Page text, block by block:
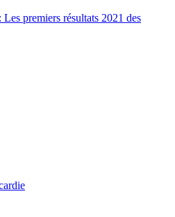
premiers résultats 2021 des